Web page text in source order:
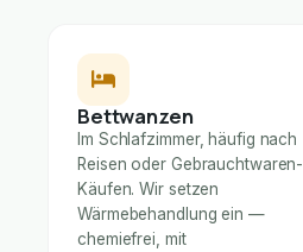
Bettwanzen
Im Schlafzimmer, häufig nach
Reisen oder Gebrauchtwaren-
Käufen. Wir setzen
Wärmebehandlung ein —
chemiefrei, mit